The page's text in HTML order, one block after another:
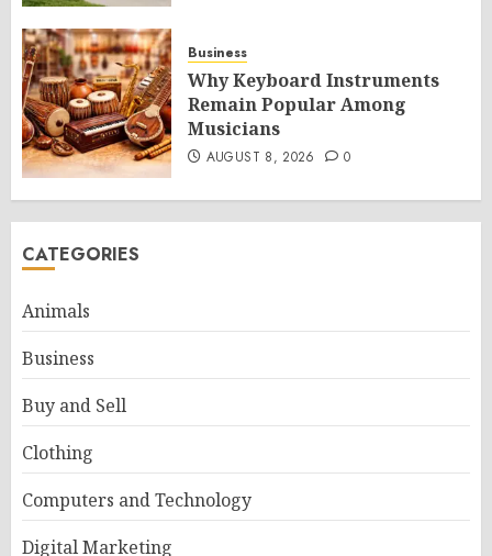
Business
Why Keyboard Instruments
Remain Popular Among
Musicians
AUGUST 8, 2026 0
CATEGORIES
Animals
Business
Buy and Sell
Clothing
Computers and Technology
Digital Marketing